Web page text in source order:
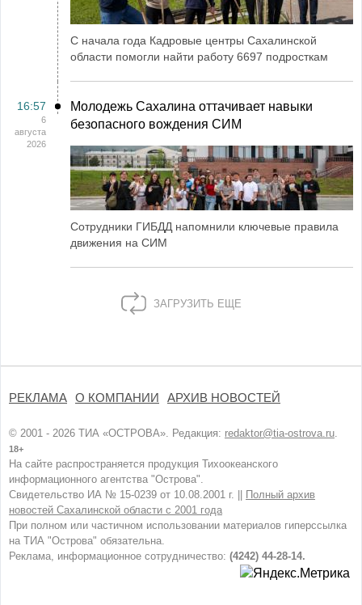
С начала года Кадровые центры Сахалинской
области помогли найти работу 6697 подросткам
16:57
6
августа
2026
Молодежь Сахалина оттачивает навыки
безопасного вождения СИМ
Сотрудники ГИБДД напомнили ключевые правила
движения на СИМ
ЗАГРУЗИТЬ ЕЩЕ
РЕКЛАМА О КОМПАНИИ АРХИВ НОВОСТЕЙ
© 2001 - 2026 ТИА «ОСТРОВА». Редакция: redaktor@tia-ostrova.ru.
18+
На сайте распространяется продукция Тихоокеанского
информационного агентства "Острова".
Свидетельство ИА № 15-0239 от 10.08.2001 г. ||
Полный архив
новостей Сахалинской области с 2001 года
При полном или частичном использовании материалов гиперссылка
на ТИА "Острова" обязательна.
Реклама, информационное сотрудничество: (4242) 44-28-14.